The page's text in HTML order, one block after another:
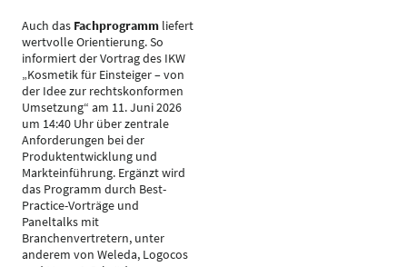
Auch das Fachprogramm liefert
wertvolle Orientierung. So
informiert der Vortrag des IKW
„Kosmetik für Einsteiger – von
der Idee zur rechtskonformen
Umsetzung“ am 11. Juni 2026
um 14:40 Uhr über zentrale
Anforderungen bei der
Produktentwicklung und
Markteinführung. Ergänzt wird
das Programm durch Best-
Practice-Vorträge und
Paneltalks mit
Branchenvertretern, unter
anderem von Weleda, Logocos